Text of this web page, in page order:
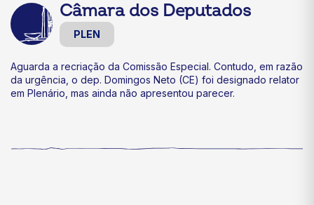
Câmara dos Deputados
PLEN
Aguarda a recriação da Comissão Especial. Contudo, em razão
da urgência, o dep. Domingos Neto (CE) foi designado relator
em Plenário, mas ainda não apresentou parecer.